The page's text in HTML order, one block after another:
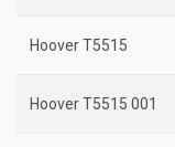
Hoover T5515
Hoover T5515 001